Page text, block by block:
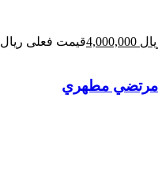
قیمت فعلی ریال 4,000,000 است.
مرتضي مطهري